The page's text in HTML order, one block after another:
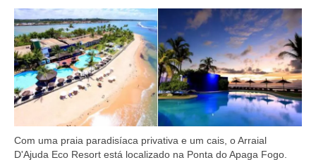
Com uma praia paradisíaca privativa e um cais, o Arraial
D'Ajuda Eco Resort está localizado na Ponta do Apaga Fogo.